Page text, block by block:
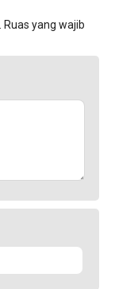
Ruas yang wajib